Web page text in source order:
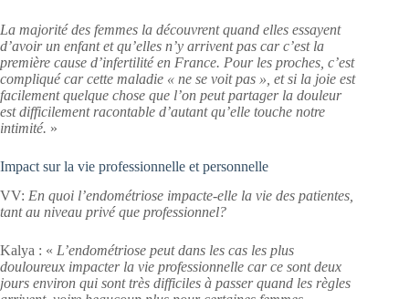
La majorité des femmes la découvrent quand elles essayent
d’avoir un enfant et qu’elles n’y arrivent pas car c’est la
première cause d’infertilité en France. Pour les proches, c’est
compliqué car cette maladie « ne se voit pas », et si la joie est
facilement quelque chose que l’on peut partager la douleur
est difficilement racontable d’autant qu’elle touche notre
intimité. »
Impact sur la vie professionnelle et personnelle
VV: En quoi l’endométriose impacte-elle la vie des patientes,
tant au niveau privé que professionnel?
Kalya : « L’endométriose peut dans les cas les plus
douloureux impacter la vie professionnelle car ce sont deux
jours environ qui sont très difficiles à passer quand les règles